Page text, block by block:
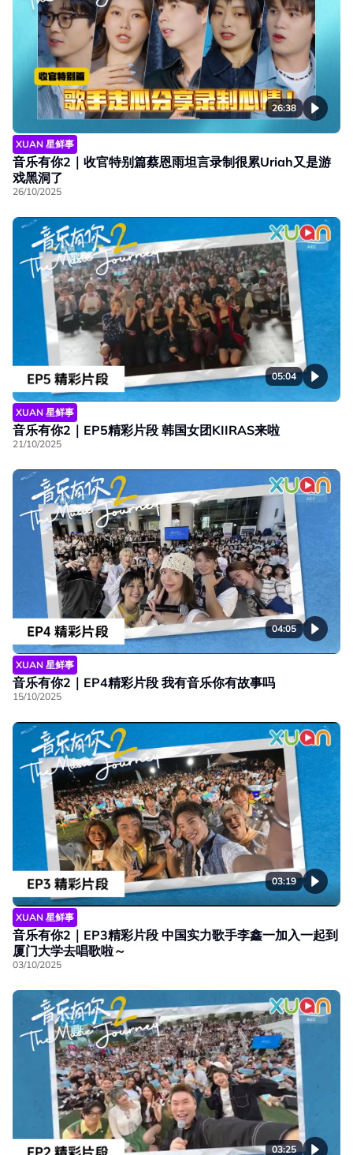
26:38
XUAN 星鲜事
音乐有你2｜收官特别篇蔡恩雨坦言录制很累Uriah又是游
戏黑洞了
26/10/2025
05:04
XUAN 星鲜事
音乐有你2｜EP5精彩片段 韩国女团KIIRAS来啦
21/10/2025
04:05
XUAN 星鲜事
音乐有你2｜EP4精彩片段 我有音乐你有故事吗
15/10/2025
03:19
XUAN 星鲜事
音乐有你2｜EP3精彩片段 中国实力歌手李鑫一加入一起到
厦门大学去唱歌啦～
03/10/2025
03:25